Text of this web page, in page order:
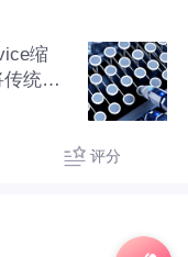
来吃
这么
吃的鸡
正抱着
缩
统电
人开
评分